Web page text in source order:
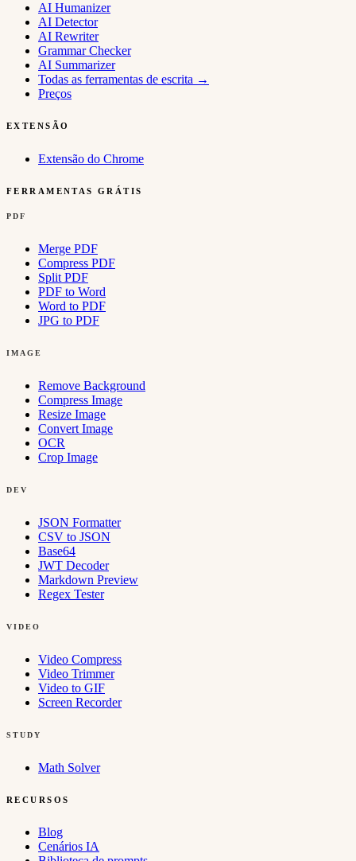
AI Humanizer
AI Detector
AI Rewriter
Grammar Checker
AI Summarizer
Todas as ferramentas de escrita →
Preços
EXTENSÃO
Extensão do Chrome
FERRAMENTAS GRÁTIS
PDF
Merge PDF
Compress PDF
Split PDF
PDF to Word
Word to PDF
JPG to PDF
IMAGE
Remove Background
Compress Image
Resize Image
Convert Image
OCR
Crop Image
DEV
JSON Formatter
CSV to JSON
Base64
JWT Decoder
Markdown Preview
Regex Tester
VIDEO
Video Compress
Video Trimmer
Video to GIF
Screen Recorder
STUDY
Math Solver
RECURSOS
Blog
Cenários IA